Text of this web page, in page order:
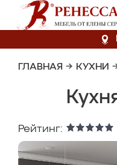
ГЛАВНАЯ → КУХНИ
Рейтинг: